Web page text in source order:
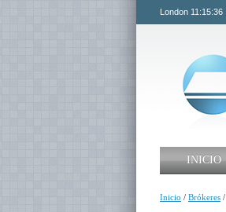
London 11:15:36
INICIO
Inicio / Brókeres /